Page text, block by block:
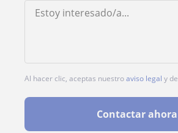
Al hacer clic, aceptas nuestroaviso legal y de
Contactar ahora